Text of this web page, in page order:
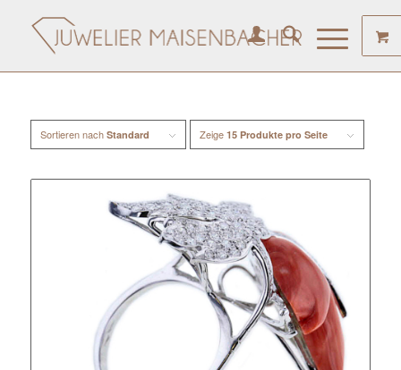
Sortieren nach Standard Zeige 15 Produkte pro Seite